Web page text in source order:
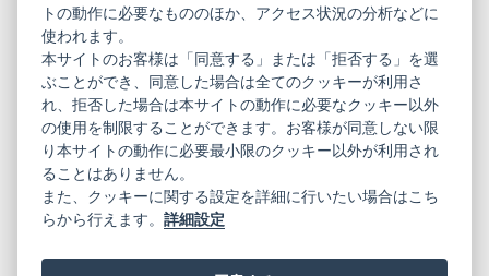
コーポレート
サイト
きものやまと振
袖
サイト
ニュースレター
ご利用案内
お問い合わせ
プライバシーポリシー
特定商取引法に基づく表記
ご利用規約
トの動作に必要なもののほか、アクセス状況の分析などに
使われます。
本サイトのお客様は「同意する」または「拒否する」を選
ぶことができ、同意した場合は全てのクッキーが利用さ
れ、拒否した場合は本サイトの動作に必要なクッキー以外
の使用を制限することができます。お客様が同意しない限
り本サイトの動作に必要最小限のクッキー以外が利用され
ることはありません。
また、クッキーに関する設定を詳細に行いたい場合はこち
らから行えます。詳細設定